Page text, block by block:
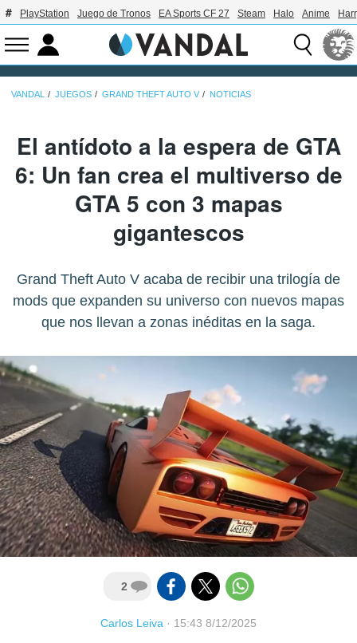
PlayStation Juego de Tronos EA Sports CF 27 Steam Halo Anime
VANDAL JUEGOS GRAND THEFT AUTO V NOTICIAS
El antídoto a la espera de GTA
6: Un fan crea el multiverso de
GTA 5 con 3 mapas
gigantescos
Grand Theft Auto V acaba de recibir una trilogía de
mods que expanden su universo con nuevos mapas
que nos llevan a zonas inéditas en la saga.
2
Carlos Leiva · 15:43 8/12/2025